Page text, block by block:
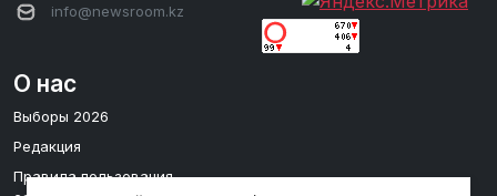
info@newsroom.kz
О нас
Выборы 2026
Редакция
Правила пользования